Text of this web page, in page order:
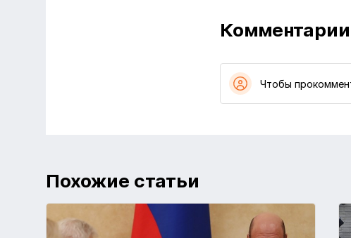
Комментарии
Чтобы
Похожие статьи